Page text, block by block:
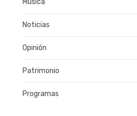
Música
Noticias
Opinión
Patrimonio
Programas